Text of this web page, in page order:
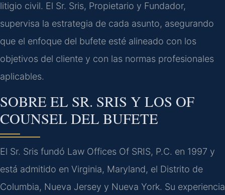
litigio civil. El Sr. Sris, Propietario y Fundador,
supervisa la estrategia de cada asunto, asegurando
que el enfoque del bufete esté alineado con los
objetivos del cliente y con las normas profesionales
aplicables.
SOBRE EL SR. SRIS Y LOS OF
COUNSEL DEL BUFETE
El Sr. Sris fundó Law Offices Of SRIS, P.C. en 1997 y
está admitido en Virginia, Maryland, el Distrito de
Columbia, Nueva Jersey y Nueva York. Su experiencia